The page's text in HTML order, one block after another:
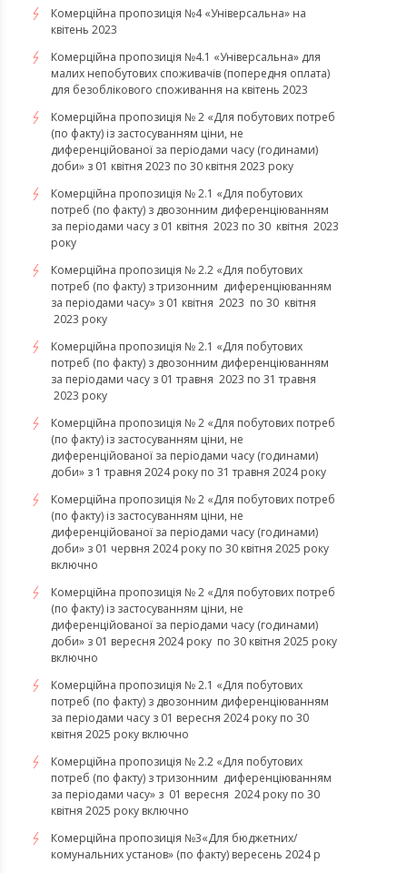
Комерційна пропозиція №4 «Універсальна» на
квітень 2023
Комерційна пропозиція №4.1 «Універсальна» для
малих непобутових споживачів (попередня оплата)
для безоблікового споживання на квітень 2023
Комерційна пропозиція № 2 «Для побутових потреб
(по факту) із застосуванням ціни, не
диференційованої за періодами часу (годинами)
доби» з 01 квітня 2023 по 30 квітня 2023 року
Комерційна пропозиція № 2.1 «Для побутових
потреб (по факту) з двозонним диференціюванням
за періодами часу з 01 квітня 2023 по 30 квітня 2023
року
Комерційна пропозиція № 2.2 «Для побутових
потреб (по факту) з тризонним диференціюванням
за періодами часу» з 01 квітня 2023 по 30 квітня
2023 року
Комерційна пропозиція № 2.1 «Для побутових
потреб (по факту) з двозонним диференціюванням
за періодами часу з 01 травня 2023 по 31 травня
2023 року
Комерційна пропозиція № 2 «Для побутових потреб
(по факту) із застосуванням ціни, не
диференційованої за періодами часу (годинами)
доби» з 1 травня 2024 року по 31 травня 2024 року
Комерційна пропозиція № 2 «Для побутових потреб
(по факту) із застосуванням ціни, не
диференційованої за періодами часу (годинами)
доби» з 01 червня 2024 року по 30 квітня 2025 року
включно
Комерційна пропозиція № 2 «Для побутових потреб
(по факту) із застосуванням ціни, не
диференційованої за періодами часу (годинами)
доби» з 01 вересня 2024 року по 30 квітня 2025 року
включно
Комерційна пропозиція № 2.1 «Для побутових
потреб (по факту) з двозонним диференціюванням
за періодами часу з 01 вересня 2024 року по 30
квітня 2025 року включно
Комерційна пропозиція № 2.2 «Для побутових
потреб (по факту) з тризонним диференціюванням
за періодами часу» з 01 вересня 2024 року по 30
квітня 2025 року включно
Комерційна пропозиція №3«Для бюджетних/
комунальних установ» (по факту) вересень 2024 р